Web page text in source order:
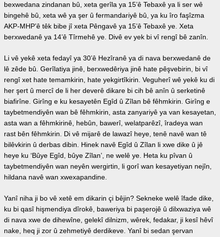
bexwedana zindanan bû, xeta gerîla ya 15’ê Tebaxê ya li ser wê
bingehê bû, xeta wê ya şer û fermandariyê bû, ya ku îro faşîzma
AKP-MHP’ê têk bibe jî xeta Pêngavê ya 15’ê Tebaxê ye. Xeta
berxwedanê ya 14’ê Tîrmehê ye. Divê ev yek bi vî rengî bê zanîn.
Li vê yekê xeta fedayî ya 30’ê Hezîranê ya di nava berxwedanê de
lê zêde bû. Gerîlatiya jinê, berxwedêriya jinê hate pêşvebirin, bi vî
rengî xet hate temamkirin, hate yekgirtîkirin. Veguherî wê yekê ku di
her şert û mercî de li her deverê dikare bi cih bê anîn û serketinê
biafirîne. Girîng e ku kesayetên Egîd û Zîlan bê fêhmkirin. Girîng e
taybetmendiyên wan bê fêhmkirin, asta zanyariyê ya van kesayetan,
asta wan a fêhmkirinê, hebûn, bawerî, welatparêzî, îradeya wan
rast bên fêhmkirin. Di vê mijarê de lawazî heye, tenê navê wan tê
bilêvkirin û derbas dibin. Hinek navê Egîd û Zîlan li xwe dike û jê
heye ku ‘Bûye Egîd, bûye Zîlan’, ne welê ye. Heta ku pîvan û
taybetmendiyên wan neyên wergirtin, li gorî wan kesayetiyan nejîn,
hildana navê wan xwexapandine.
Yanî niha ji bo vê xetê em dikarin çi bêjin? Sekneke welê îfade dike,
ku bi qasî hişmendiya dîrokê, baweriya bi paşerojê û dilxwaziya wê
di nava xwe de dihewîne, gelekî dilnizm, wêrek, fedakar, ji kesî hêvî
nake, heq ji zor û zehmetiyê derdikeve. Yanî bi sedan şervan